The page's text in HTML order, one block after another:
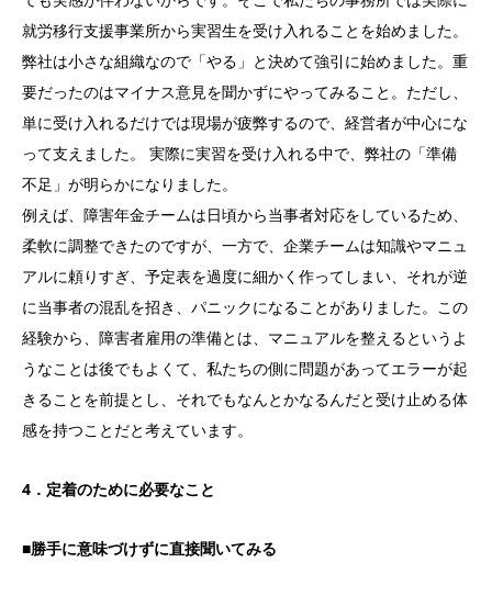
就労移行支援事業所から実習生を受け入れることを始めました。
弊社は小さな組織なので「やる」と決めて強引に始めました。重
要だったのはマイナス意見を聞かずにやってみること。ただし、
単に受け入れるだけでは現場が疲弊するので、経営者が中心にな
って支えました。 実際に実習を受け入れる中で、弊社の「準備
不足」が明らかになりました。
例えば、障害年金チームは日頃から当事者対応をしているため、
柔軟に調整できたのですが、一方で、企業チームは知識やマニュ
アルに頼りすぎ、予定表を過度に細かく作ってしまい、それが逆
に当事者の混乱を招き、パニックになることがありました。この
経験から、障害者雇用の準備とは、マニュアルを整えるというよ
うなことは後でもよくて、私たちの側に問題があってエラーが起
きることを前提とし、それでもなんとかなるんだと受け止める体
感を持つことだと考えています。
4．定着のために必要なこと
■勝手に意味づけずに直接聞いてみる